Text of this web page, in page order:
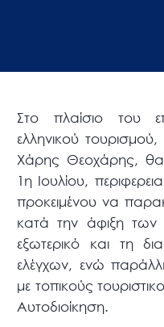
Στο πλαίσιο του
ελληνικού
Χάρης Θεοχάρης, θα
1η Ιουλίου,
προκειμένου να
κατά την άφιξη
εξωτερικό και τη
ελέγχων, ενώ
με τοπικούς
Αυτοδιοίκηση.